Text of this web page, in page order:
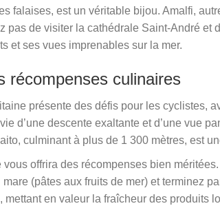
falaises, est un véritable bijou. Amalfi,
pas de visiter la cathédrale Saint-André
et ses vues imprenables sur la mer.
récompenses culinaires
présente des défis pour les cyclistes,
d’une descente exaltante et d’une vue
culminant à plus de 1 300 mètres, est
vous offrira des récompenses bien
(pâtes aux fruits de mer) et terminez
en valeur la fraîcheur des produits